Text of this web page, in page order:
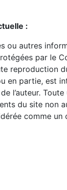
:
ou autres
par le
reproduction
en partie, est
l’auteur.
du site non
comme un